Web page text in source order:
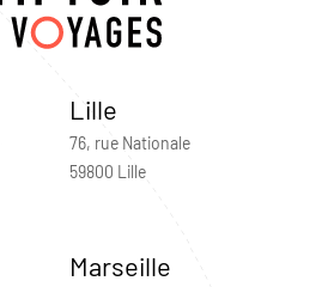
Lille
76, rue Nationale
59800 Lille
Marseille